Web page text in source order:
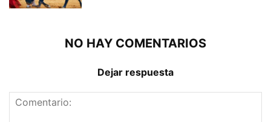
NO HAY COMENTARIOS
Dejar respuesta